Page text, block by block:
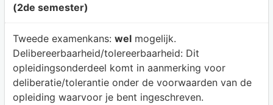
(2de semester)
Tweede examenkans: welmogelijk.
Delibereerbaarheid/tolereerbaarheid: Dit
opleidingsonderdeel komt in aanmerking voor
deliberatie/tolerantie onder de voorwaarden van de
opleiding waarvoor je bent ingeschreven.